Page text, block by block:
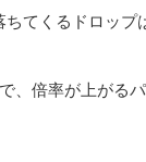
てくるドロップ
、倍率が上がる